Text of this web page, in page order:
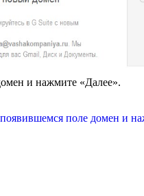
и нажмите «Далее».